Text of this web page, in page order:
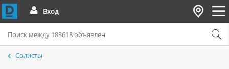
Вход
Солисты